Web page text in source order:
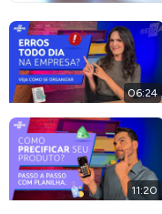
06:24
11:20